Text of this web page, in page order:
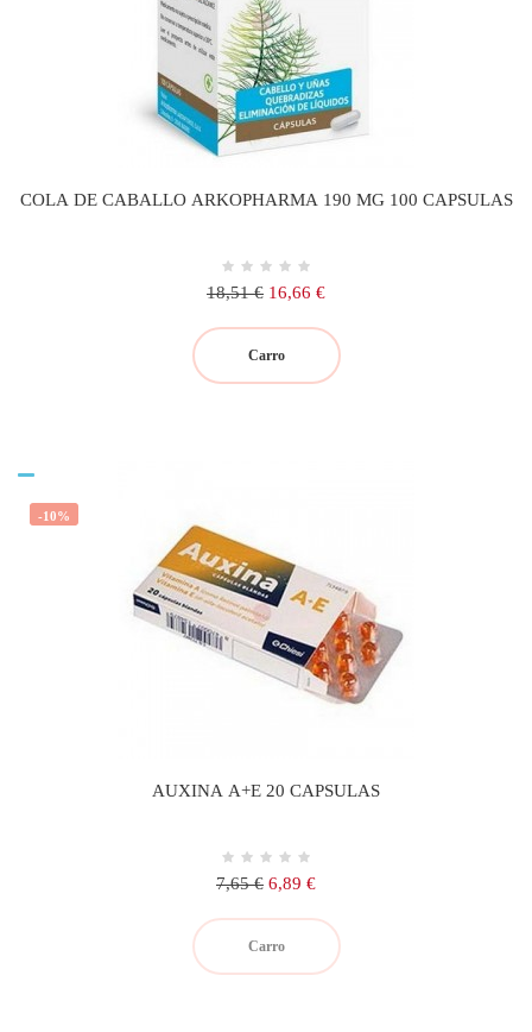
COLA DE CABALLO ARKOPHARMA 190 MG 100 CAPSULAS
Precio
18,51 € Precio
16,66 €
Carro
-10%
AUXINA A+E 20 CAPSULAS
Precio
7,65 € Precio
6,89 €
Carro